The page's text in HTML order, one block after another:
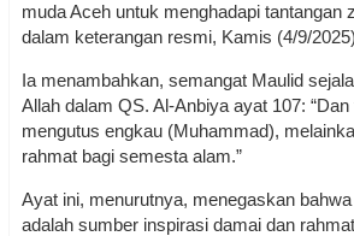
muda Aceh untuk menghadapi tantangan
dalam keterangan resmi, Kamis (4/9/
Ia menambahkan, semangat Maulid
Allah dalam QS. Al-Anbiya ayat 107:
mengutus engkau (Muhammad),
rahmat bagi semesta alam.”
Ayat ini, menurutnya, menegaskan
adalah sumber inspirasi damai dan